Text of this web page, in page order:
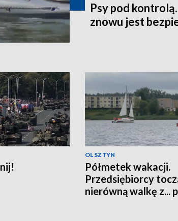
Psy pod
znowu jest
OLSZTYN
Półmetek wakacji.
Przedsiębiorcy
nierówną walkę z...